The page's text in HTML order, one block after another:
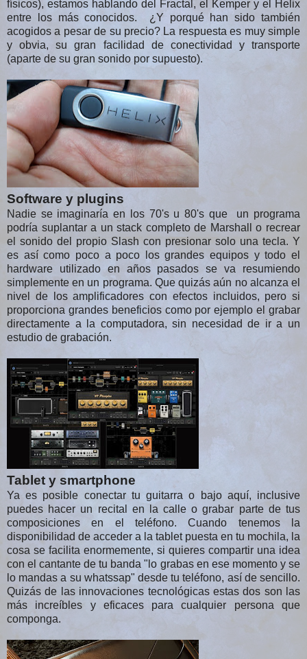
físicos), estamos hablando del Fractal, el Kemper y el Helix
entre los más conocidos. ¿Y porqué han sido también
acogidos a pesar de su precio? La respuesta es muy simple
y obvia, su gran facilidad de conectividad y transporte
(aparte de su gran sonido por supuesto).
Software y plugins
Nadie se imaginaría en los 70's u 80's que un programa
podría suplantar a un stack completo de Marshall o recrear
el sonido del propio Slash con presionar solo una tecla. Y
es así como poco a poco los grandes equipos y todo el
hardware utilizado en años pasados se va resumiendo
simplemente en un programa. Que quizás aún no alcanza el
nivel de los amplificadores con efectos incluidos, pero si
proporciona grandes beneficios como por ejemplo el grabar
directamente a la computadora, sin necesidad de ir a un
estudio de grabación.
Tablet y smartphone
Ya es posible conectar tu guitarra o bajo aquí, inclusive
puedes hacer un recital en la calle o grabar parte de tus
composiciones en el teléfono. Cuando tenemos la
disponibilidad de acceder a la tablet puesta en tu mochila, la
cosa se facilita enormemente, si quieres compartir una idea
con el cantante de tu banda "lo grabas en ese momento y se
lo mandas a su whatssap" desde tu teléfono, así de sencillo.
Quizás de las innovaciones tecnológicas estas dos son las
más increíbles y eficaces para cualquier persona que
componga.